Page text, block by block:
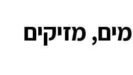
מזיקים